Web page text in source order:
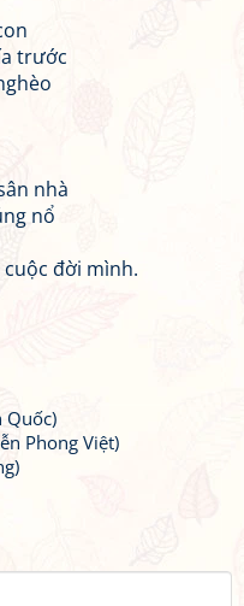
trước
nhà
nổ
đời mình.
Quốc)
Phong Việt)